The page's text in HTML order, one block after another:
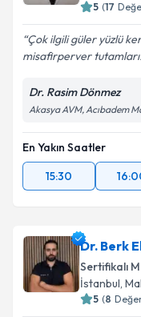
5 (17
Çok ilgili güler yüzlü
misafirperver
Dr. Rasim Dönmez
Akasya AVM, Acıbadem
En Yakın Saatler
15:30
Dr. Berk
Sertifikalı
İstanbul,
5 (8